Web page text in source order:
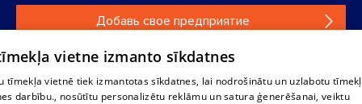
Добавь свое предприятие
Если твоего предприятия нет в нашей базе данных,
vietne izmanto sīkdatnes
tīmekļa vietnē tiek izmantotas sīkdatnes, lai nodrošinātu un uzlabotu
darbību., nosūtītu personalizētu reklāmu un satura ģenerēšanai, veiktu